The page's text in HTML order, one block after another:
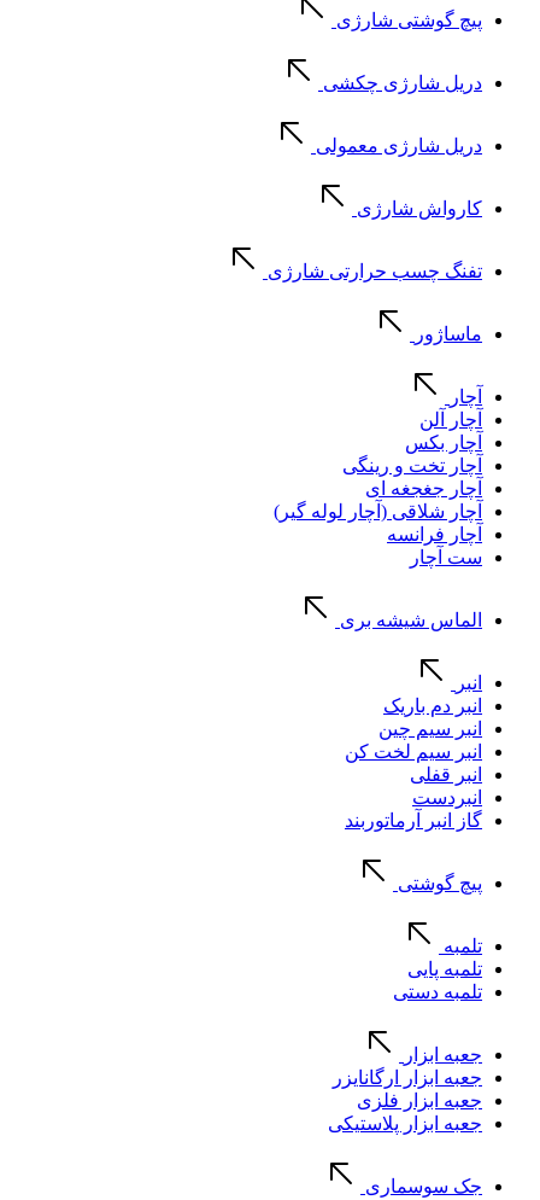
پیچ گوشتی شارژی
دریل شارژی چکشی
دریل شارژی معمولی
کارواش شارژی
تفنگ چسب حرارتی شارژی
ماساژور
آچار
آچار آلن
آچار بکس
آچار تخت و رینگی
آچار جغجغه ای
آچار شلاقی (آچار لوله گیر)
آچار فرانسه
ست آچار
الماس شیشه بری
انبر
انبر دم باریک
انبر سیم چین
انبر سیم لخت کن
انبر قفلی
انبردست
گاز انبر آرماتوربند
پیچ گوشتی
تلمبه
تلمبه پایی
تلمبه دستی
جعبه ابزار
جعبه ابزار ارگانایزر
جعبه ابزار فلزی
جعبه ابزار پلاستیکی
جک سوسماری